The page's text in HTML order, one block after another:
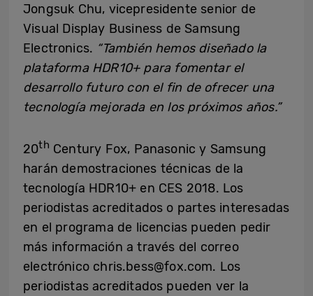
Jongsuk Chu, vicepresidente senior de
Visual Display Business de Samsung
Electronics. “También hemos diseñado la
plataforma HDR10+ para fomentar el
desarrollo futuro con el fin de ofrecer una
tecnología mejorada en los próximos años.”
20th Century Fox, Panasonic y Samsung
harán demostraciones técnicas de la
tecnología HDR10+ en CES 2018. Los
periodistas acreditados o partes interesadas
en el programa de licencias pueden pedir
más información a través del correo
electrónico chris.bess@fox.com. Los
periodistas acreditados pueden ver la